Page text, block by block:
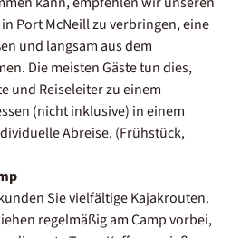
Port McNeill zu verbringen, eine
und langsam aus dem
Die meisten Gäste tun dies,
und Reiseleiter zu einem
(nicht inklusive) in einem
Abreise. (Frühstück,
Sie vielfältige Kajakrouten.
regelmäßig am Camp vorbei,